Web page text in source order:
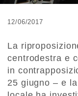
12/06/2017
La
centrodestra e
in
25 giugno – e